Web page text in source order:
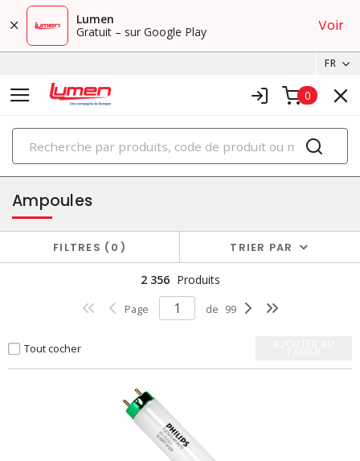
Lumen
Gratuit – sur Google Play
Voir
FR
0
PRODUITS
éclairage
Ampoules
FILTRES 0 TRIER PAR
2 356 Produits
Page de 99
Tout cocher